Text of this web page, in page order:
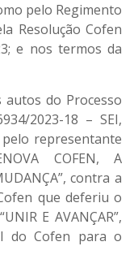
pelo Regimento
Resolução Cofen
e nos termos da
do Processo
2023-18 – SEI,
representante
COFEN, A
contra a
que deferiu o
E AVANÇAR”,
do Cofen para o